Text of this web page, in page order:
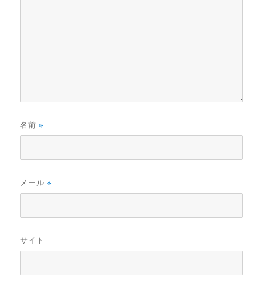
名前※
メール※
サイト